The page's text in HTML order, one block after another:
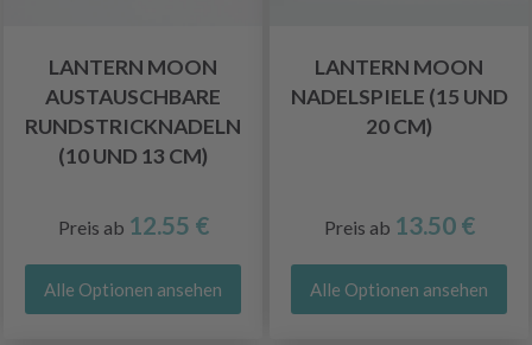
LANTERN MOON
AUSTAUSCHBARE
RUNDSTRICKNADELN
(10 UND 13 CM)
Preis ab 12.55 €
Alle Optionen ansehen
LANTERN MOON
NADELSPIELE (15 UND
20 CM)
Preis ab 13.50 €
Alle Optionen ansehen